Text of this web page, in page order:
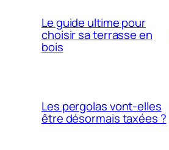
Le guide ultime pour
choisir sa terrasse en
bois
Les pergolas vont-elles
être désormais taxées ?